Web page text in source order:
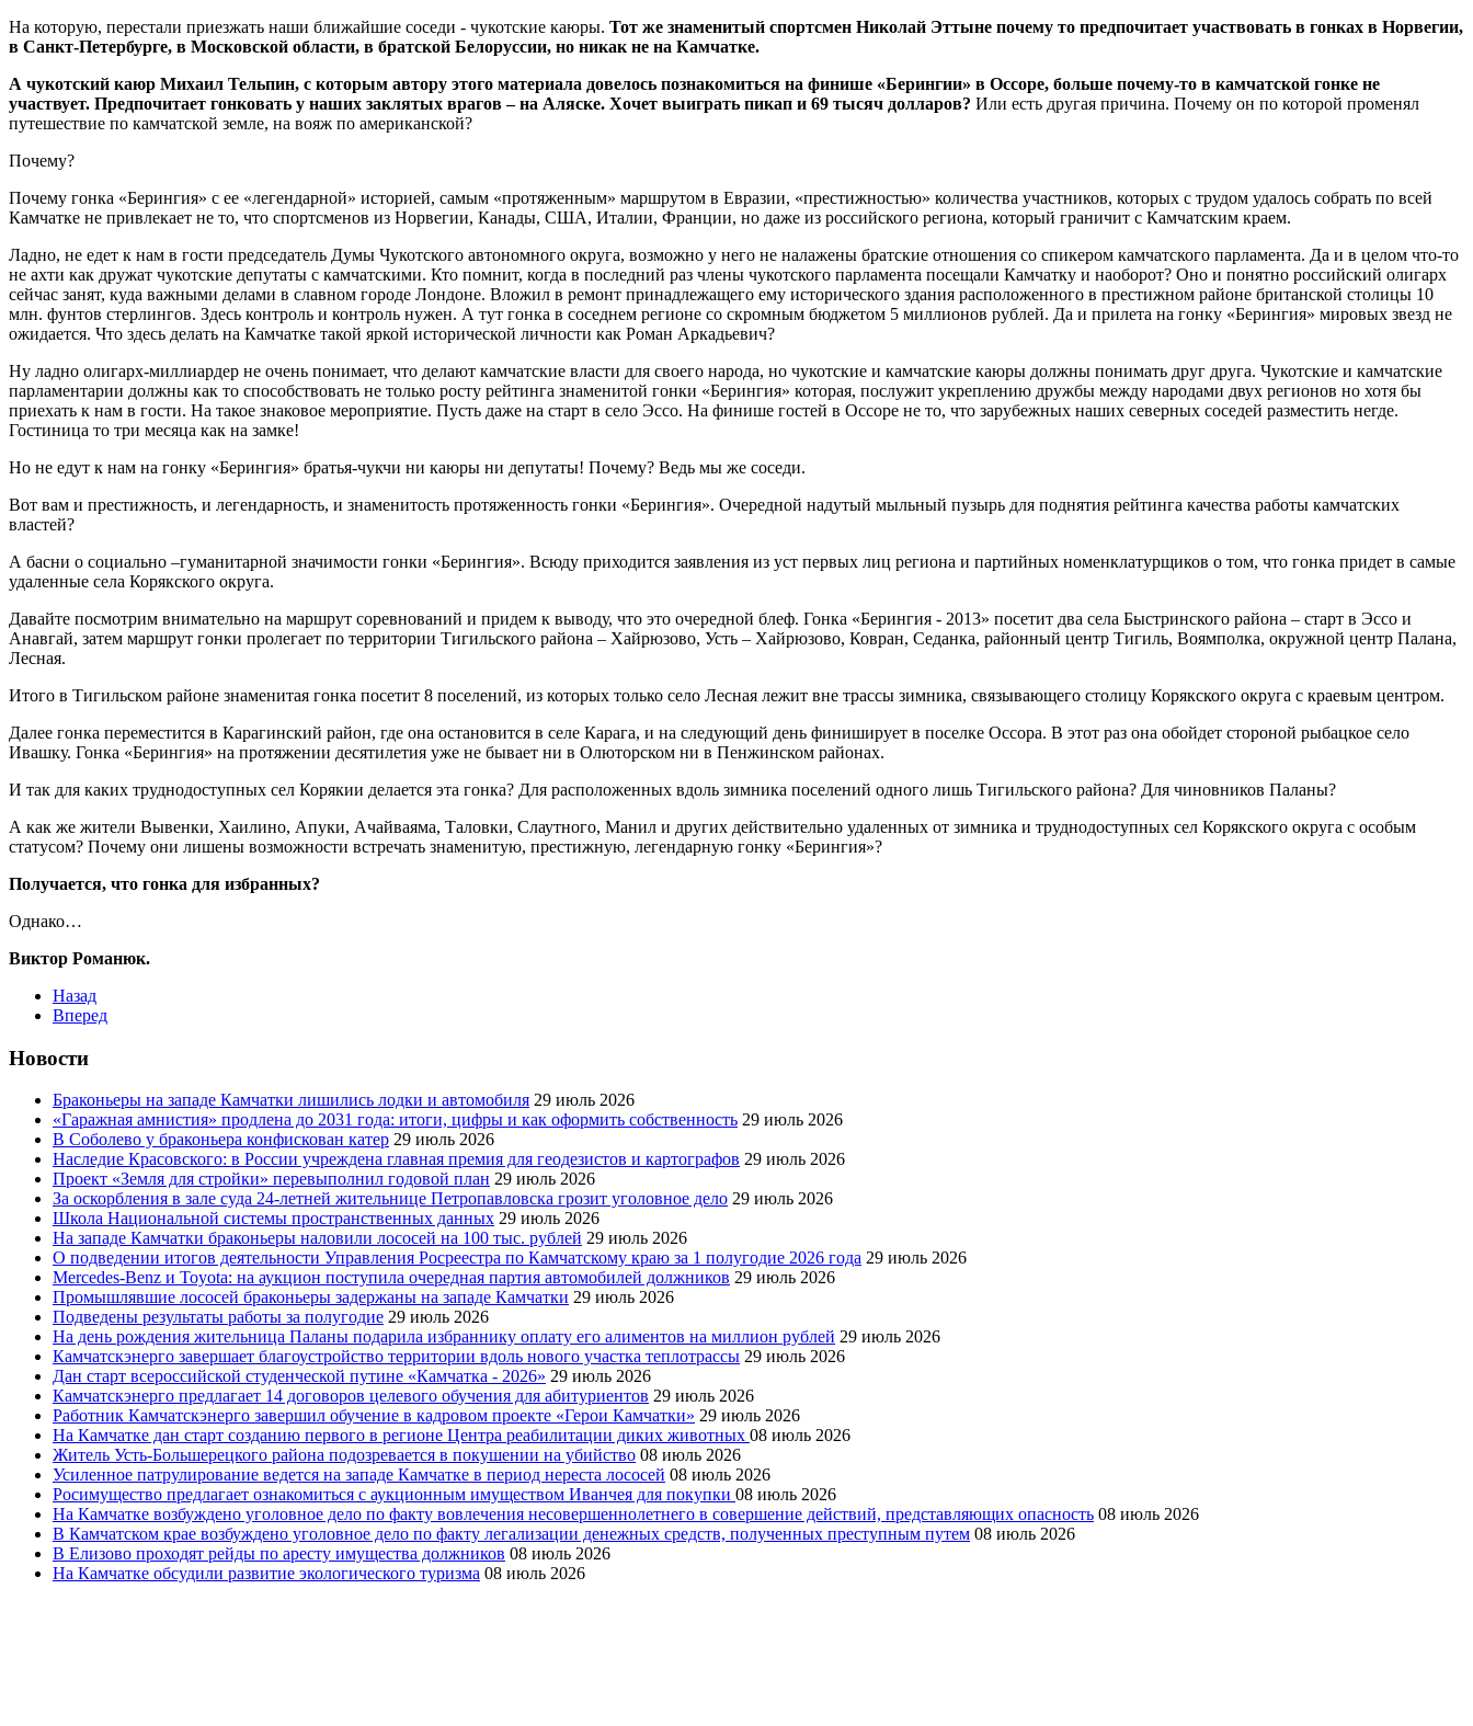
На которую, перестали приезжать наши ближайшие соседи - чукотские каюры. Тот же знаменитый спортсмен Николай Эттыне почему то предпочитает участвовать в гонках в Норвегии,
в Санкт-Петербурге, в Московской области, в братской Белоруссии, но никак не на Камчатке.
А чукотский каюр Михаил Тельпин, с которым автору этого материала довелось познакомиться на финише «Берингии» в Оссоре, больше почему-то в камчатской гонке не
участвует. Предпочитает гонковать у наших заклятых врагов – на Аляске. Хочет выиграть пикап и 69 тысяч долларов? Или есть другая причина. Почему он по которой променял
путешествие по камчатской земле, на вояж по американской?
Почему?
Почему гонка «Берингия» с ее «легендарной» историей, самым «протяженным» маршрутом в Евразии, «престижностью» количества участников, которых с трудом удалось собрать по всей
Камчатке не привлекает не то, что спортсменов из Норвегии, Канады, США, Италии, Франции, но даже из российского региона, который граничит с Камчатским краем.
Ладно, не едет к нам в гости председатель Думы Чукотского автономного округа, возможно у него не налажены братские отношения со спикером камчатского парламента. Да и в целом что-то
не ахти как дружат чукотские депутаты с камчатскими. Кто помнит, когда в последний раз члены чукотского парламента посещали Камчатку и наоборот? Оно и понятно российский олигарх
сейчас занят, куда важными делами в славном городе Лондоне. Вложил в ремонт принадлежащего ему исторического здания расположенного в престижном районе британской столицы 10
млн. фунтов стерлингов. Здесь контроль и контроль нужен. А тут гонка в соседнем регионе со скромным бюджетом 5 миллионов рублей. Да и прилета на гонку «Берингия» мировых звезд не
ожидается. Что здесь делать на Камчатке такой яркой исторической личности как Роман Аркадьевич?
Ну ладно олигарх-миллиардер не очень понимает, что делают камчатские власти для своего народа, но чукотские и камчатские каюры должны понимать друг друга. Чукотские и камчатские
парламентарии должны как то способствовать не только росту рейтинга знаменитой гонки «Берингия» которая, послужит укреплению дружбы между народами двух регионов но хотя бы
приехать к нам в гости. На такое знаковое мероприятие. Пусть даже на старт в село Эссо. На финише гостей в Оссоре не то, что зарубежных наших северных соседей разместить негде.
Гостиница то три месяца как на замке!
Но не едут к нам на гонку «Берингия» братья-чукчи ни каюры ни депутаты! Почему? Ведь мы же соседи.
Вот вам и престижность, и легендарность, и знаменитость протяженность гонки «Берингия». Очередной надутый мыльный пузырь для поднятия рейтинга качества работы камчатских
властей?
А басни о социально –гуманитарной значимости гонки «Берингия». Всюду приходится заявления из уст первых лиц региона и партийных номенклатурщиков о том, что гонка придет в самые
удаленные села Корякского округа.
Давайте посмотрим внимательно на маршрут соревнований и придем к выводу, что это очередной блеф. Гонка «Берингия - 2013» посетит два села Быстринского района – старт в Эссо и
Анавгай, затем маршрут гонки пролегает по территории Тигильского района – Хайрюзово, Усть – Хайрюзово, Ковран, Седанка, районный центр Тигиль, Воямполка, окружной центр Палана,
Лесная.
Итого в Тигильском районе знаменитая гонка посетит 8 поселений, из которых только село Лесная лежит вне трассы зимника, связывающего столицу Корякского округа с краевым центром.
Далее гонка переместится в Карагинский район, где она остановится в селе Карага, и на следующий день финиширует в поселке Оссора. В этот раз она обойдет стороной рыбацкое село
Ивашку. Гонка «Берингия» на протяжении десятилетия уже не бывает ни в Олюторском ни в Пенжинском районах.
И так для каких труднодоступных сел Корякии делается эта гонка? Для расположенных вдоль зимника поселений одного лишь Тигильского района? Для чиновников Паланы?
А как же жители Вывенки, Хаилино, Апуки, Ачайваяма, Таловки, Слаутного, Манил и других действительно удаленных от зимника и труднодоступных сел Корякского округа с особым
статусом? Почему они лишены возможности встречать знаменитую, престижную, легендарную гонку «Берингия»?
Получается, что гонка для избранных?
Однако…
Виктор Романюк.
Назад
Вперед
Новости
Браконьеры на западе Камчатки лишились лодки и автомобиля 29 июль 2026
«Гаражная амнистия» продлена до 2031 года: итоги, цифры и как оформить собственность 29 июль 2026
В Соболево у браконьера конфискован катер 29 июль 2026
Наследие Красовского: в России учреждена главная премия для геодезистов и картографов 29 июль 2026
Проект «Земля для стройки» перевыполнил годовой план 29 июль 2026
За оскорбления в зале суда 24-летней жительнице Петропавловска грозит уголовное дело 29 июль 2026
Школа Национальной системы пространственных данных 29 июль 2026
На западе Камчатки браконьеры наловили лососей на 100 тыс. рублей 29 июль 2026
О подведении итогов деятельности Управления Росреестра по Камчатскому краю за 1 полугодие 2026 года 29 июль 2026
Mercedes-Benz и Toyota: на аукцион поступила очередная партия автомобилей должников 29 июль 2026
Промышлявшие лососей браконьеры задержаны на западе Камчатки 29 июль 2026
Подведены результаты работы за полугодие 29 июль 2026
На день рождения жительница Паланы подарила избраннику оплату его алиментов на миллион рублей 29 июль 2026
Камчатскэнерго завершает благоустройство территории вдоль нового участка теплотрассы 29 июль 2026
Дан старт всероссийской студенческой путине «Камчатка - 2026» 29 июль 2026
Камчатскэнерго предлагает 14 договоров целевого обучения для абитуриентов 29 июль 2026
Работник Камчатскэнерго завершил обучение в кадровом проекте «Герои Камчатки» 29 июль 2026
На Камчатке дан старт созданию первого в регионе Центра реабилитации диких животных 08 июль 2026
Житель Усть-Большерецкого района подозревается в покушении на убийство 08 июль 2026
Усиленное патрулирование ведется на западе Камчатке в период нереста лососей 08 июль 2026
Росимущество предлагает ознакомиться с аукционным имуществом Иванчея для покупки 08 июль 2026
На Камчатке возбуждено уголовное дело по факту вовлечения несовершеннолетнего в совершение действий, представляющих опасность 08 июль 2026
В Камчатском крае возбуждено уголовное дело по факту легализации денежных средств, полученных преступным путем 08 июль 2026
В Елизово проходят рейды по аресту имущества должников 08 июль 2026
На Камчатке обсудили развитие экологического туризма 08 июль 2026